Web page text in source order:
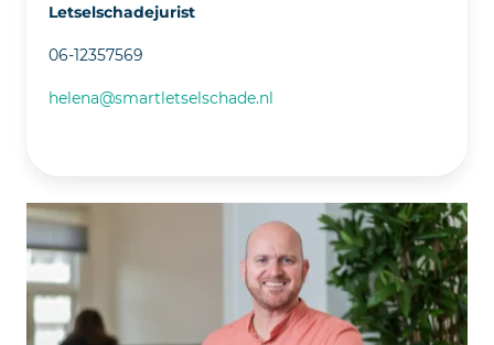
Letselschadejurist
06-12357569
helena@smartletselschade.nl